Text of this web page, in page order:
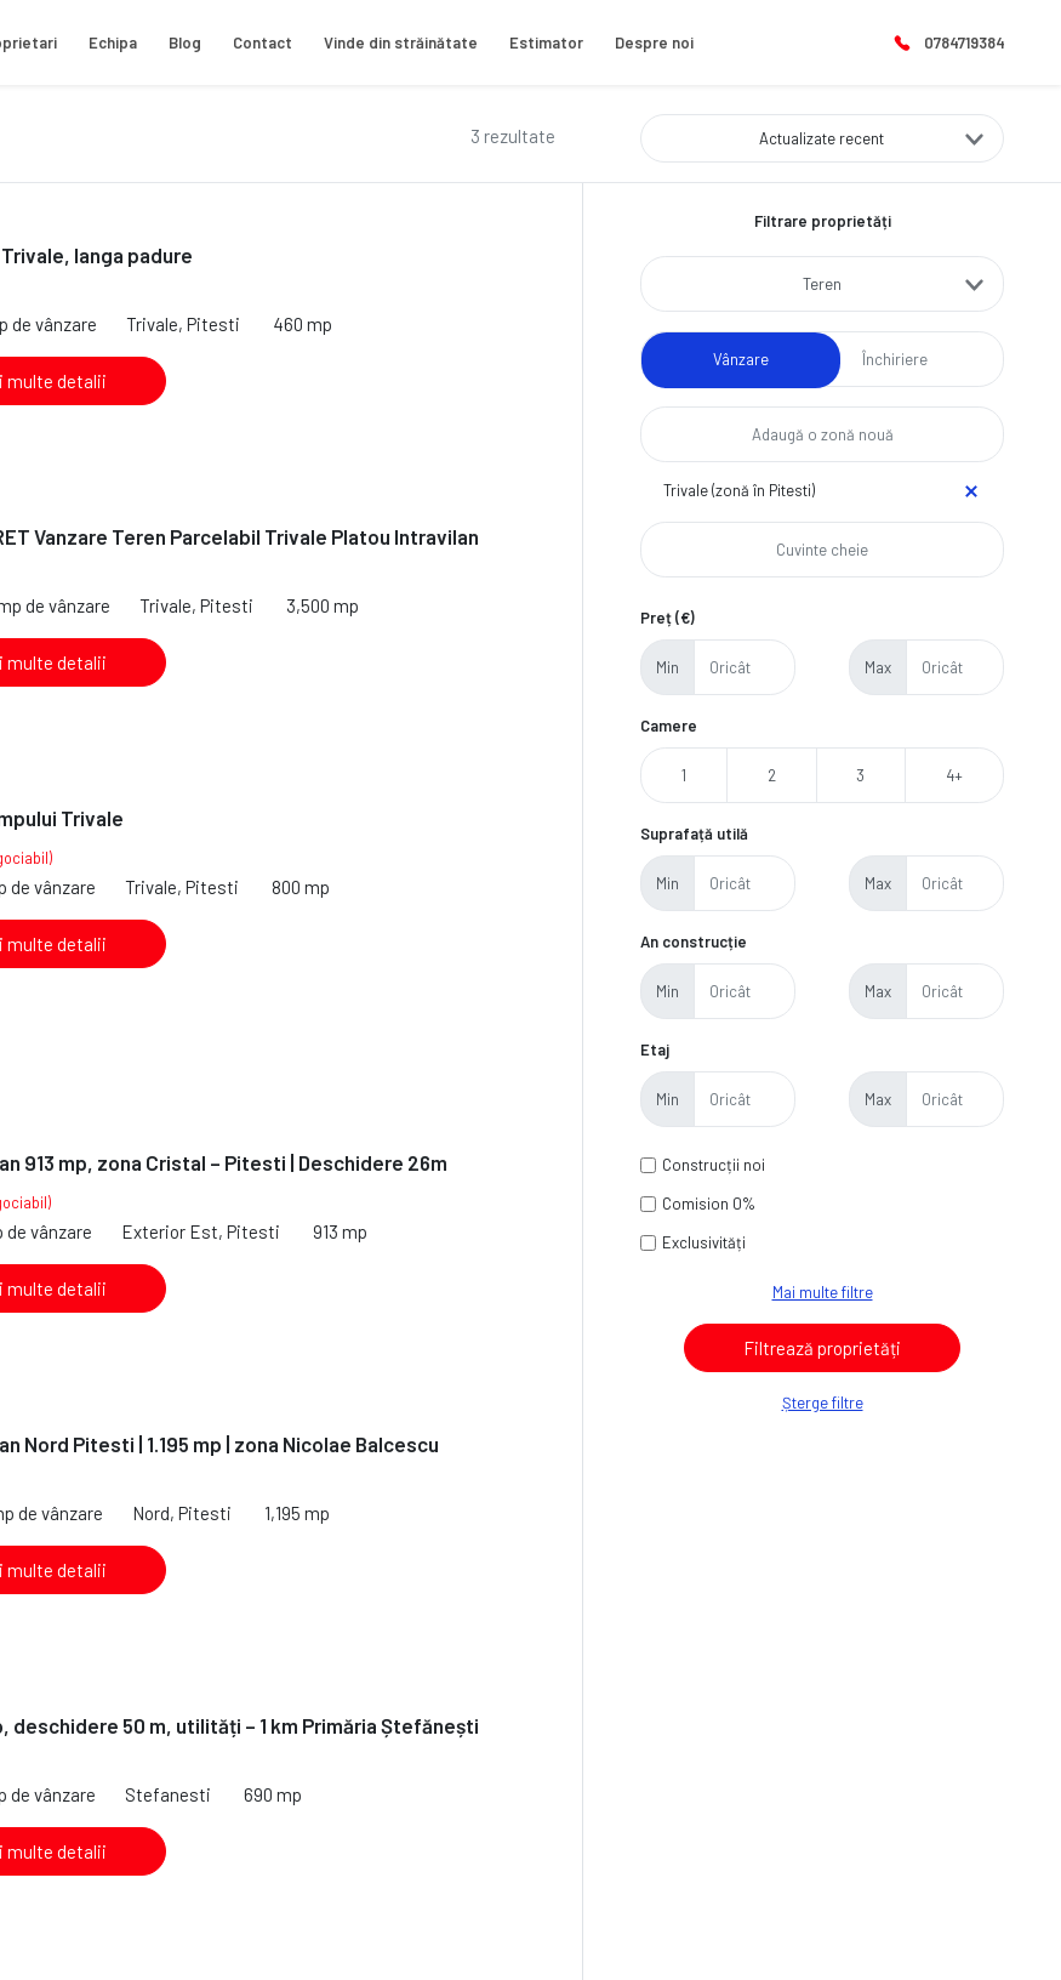
Echipa Blog Contact Vinde din străinătate Estimator Despre noi 0784719384
3 rezultate Actualizate recent
langa padure
de vânzare Trivale, Pitesti 460 mp
multe detalii
Vanzare Teren Parcelabil Trivale Platou Intravilan
de vânzare Trivale, Pitesti 3,500 mp
multe detalii
Trivale
de vânzare Trivale, Pitesti 800 mp
multe detalii
913 mp, zona Cristal – Pitesti | Deschidere 26m
de vânzare Exterior Est, Pitesti 913 mp
multe detalii
Nord Pitesti | 1.195 mp | zona Nicolae Balcescu
de vânzare Nord, Pitesti 1,195 mp
multe detalii
deschidere 50 m, utilități – 1 km Primăria Ștefănești
de vânzare Stefanesti 690 mp
multe detalii
Filtrare proprietăți
Teren
Vânzare Închiriere
Trivale (zonă în Pitesti)
Preț (€)
Min Max
Camere
1 2 3 4+
Suprafață utilă
Min Max
An construcție
Min Max
Etaj
Min Max
Construcții noi
Comision 0%
Exclusivități
Mai multe filtre
Șterge filtre